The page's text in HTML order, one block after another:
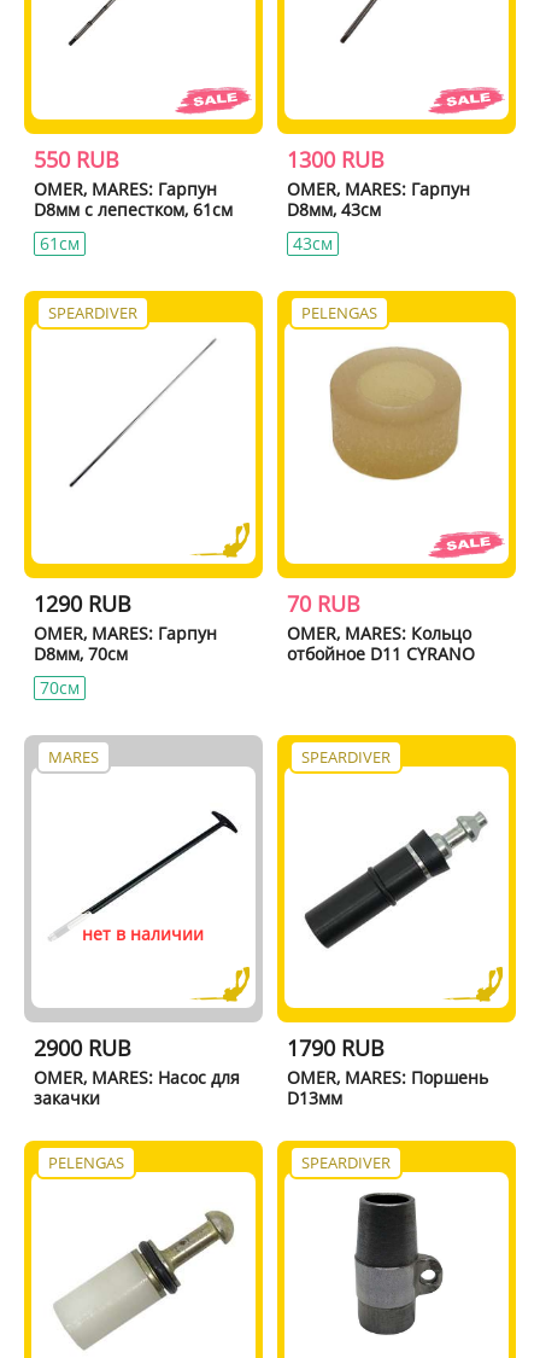
550 RUB
OMER, MARES: Гарпун
D8мм с лепестком, 61см
61см
1300 RUB
OMER, MARES: Гарпун
D8мм, 43см
43см
SPEARDIVER
1290 RUB
OMER, MARES: Гарпун
D8мм, 70см
70см
PELENGAS
70 RUB
OMER, MARES: Кольцо
отбойное D11 CYRANO
MARES
нет в наличии
2900 RUB
OMER, MARES: Насос для
закачки
SPEARDIVER
1790 RUB
OMER, MARES: Поршень
D13мм
PELENGAS SPEARDIVER